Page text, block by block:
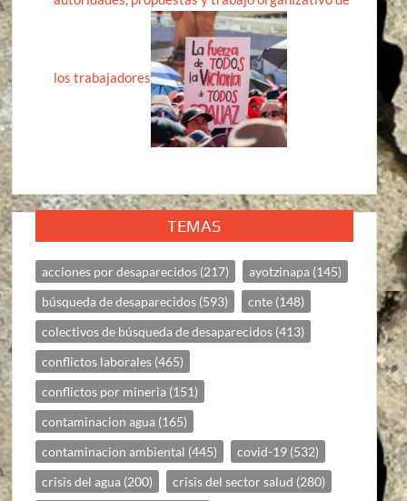
los trabajadores
TEMAS
acciones por desaparecidos (217) ayotzinapa (145)
búsqueda de desaparecidos (593) cnte (148)
colectivos de búsqueda de desaparecidos (413)
conflictos laborales (465)
conflictos por mineria (151)
contaminacion agua (165)
contaminacion ambiental (445) covid-19 (532)
crisis del agua (200) crisis del sector salud (280)